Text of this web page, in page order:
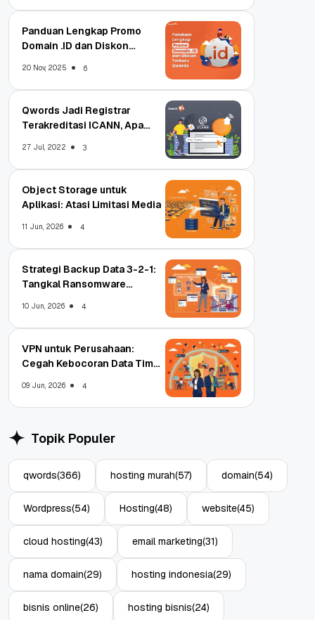
Panduan Lengkap Promo
Domain .ID dan Diskon
20 Nov, 2025 6
Qwords Jadi Registrar
Terakreditasi ICANN, Apa
27 Jul, 2022 3
Object Storage untuk
Aplikasi: Atasi Limitasi Media
11 Jun, 2026 4
Strategi Backup Data 3-2-1:
Tangkal Ransomware
10 Jun, 2026 4
VPN untuk Perusahaan:
Cegah Kebocoran Data Tim
09 Jun, 2026 4
Topik Populer
qwords(366) hosting murah(57) domain(54)
Wordpress(54) Hosting(48) website(45)
cloud hosting(43) email marketing(31)
nama domain(29) hosting indonesia(29)
bisnis online(26) hosting bisnis(24)